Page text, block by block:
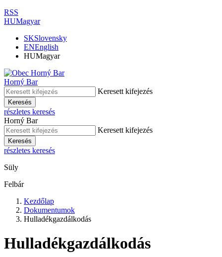
RSS
HUMagyar
SKSlovensky
ENEnglish
HUMagyar
Horný Bar
Keresett kifejezés
Keresés
részletes keresés
Horný Bar
Keresett kifejezés
Keresés
részletes keresés
Süly
Felbár
Kezdőlap
Dokumentumok
Hulladékgazdálkodás
Hulladékgazdálkodás